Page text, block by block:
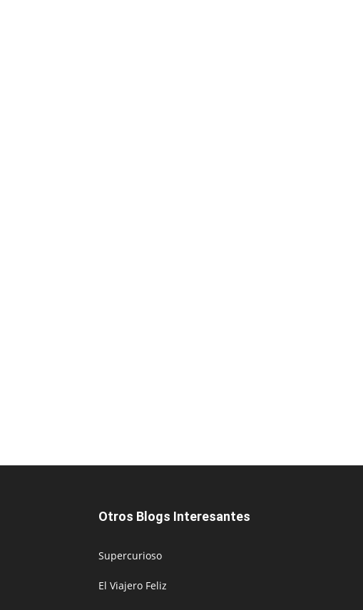
Otros Blogs Interesantes
Supercurioso
El Viajero Feliz